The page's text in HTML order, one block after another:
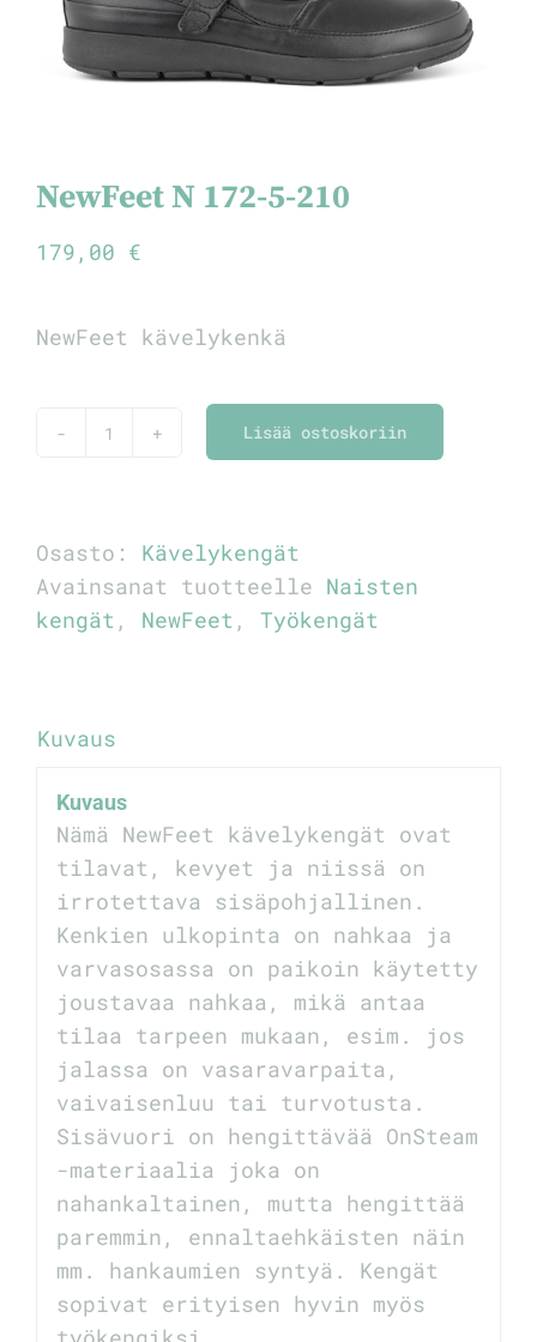
NewFeet N 172-5-210
179,00 €
NewFeet kävelykenkä
NewFeet
5-
210
määrä
Lisää ostoskoriin
Osasto: Kävelykengät
Avainsanat tuotteelle Naisten
kengät , NewFeet , Työkengät
Kuvaus
Kuvaus
Nämä NewFeet kävelykengät ovat
tilavat, kevyet ja niissä on
irrotettava sisäpohjallinen.
Kenkien ulkopinta on nahkaa ja
varvasosassa on paikoin käytetty
joustavaa nahkaa, mikä antaa
tilaa tarpeen mukaan, esim. jos
jalassa on vasaravarpaita,
vaivaisenluu tai turvotusta.
Sisävuori on hengittävää OnSteam
-materiaalia joka on
nahankaltainen, mutta hengittää
paremmin, ennaltaehkäisten näin
mm. hankaumien syntyä. Kengät
sopivat erityisen hyvin myös